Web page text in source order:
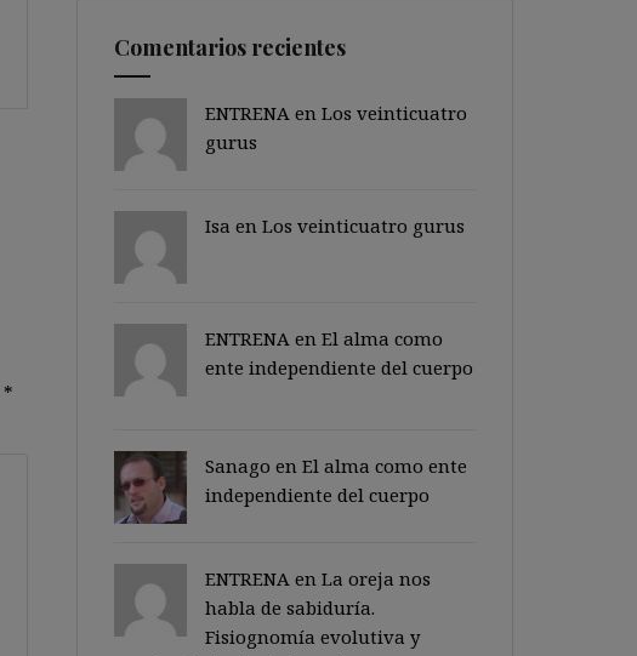
*
Comentarios recientes
ENTRENA en Los veinticuatro
gurus
Isa en Los veinticuatro gurus
ENTRENA en El alma como
ente independiente del cuerpo
Sanago en El alma como ente
independiente del cuerpo
ENTRENA en La oreja nos
habla de sabiduría.
Fisiognomía evolutiva y